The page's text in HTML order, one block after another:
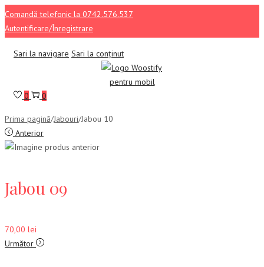
Comandă telefonic la 0742.576.537
Autentificare/Înregistrare
Sari la navigare Sari la conținut
0 0
Prima pagină/Jabouri/Jabou 10
Anterior
Jabou 09
70,00 lei
Următor